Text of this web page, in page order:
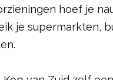
hoef je
je supermarkten,